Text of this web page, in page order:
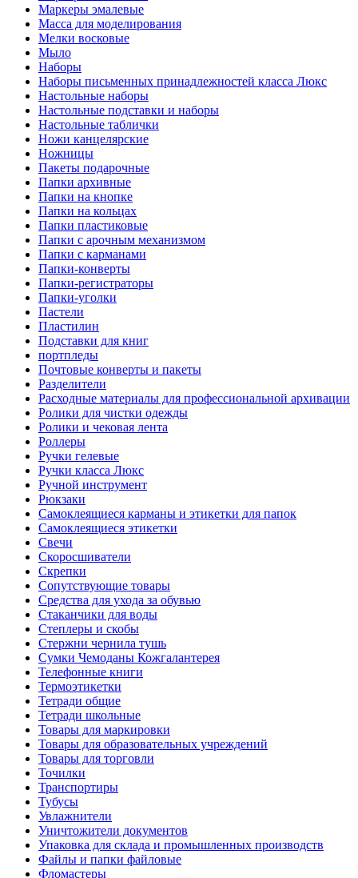
Маркеры эмалевые
Масса для моделирования
Мелки восковые
Мыло
Наборы
Наборы письменных принадлежностей класса Люкс
Настольные наборы
Настольные подставки и наборы
Настольные таблички
Ножи канцелярские
Ножницы
Пакеты подарочные
Папки архивные
Папки на кнопке
Папки на кольцах
Папки пластиковые
Папки с арочным механизмом
Папки с карманами
Папки-конверты
Папки-регистраторы
Папки-уголки
Пастели
Пластилин
Подставки для книг
портпледы
Почтовые конверты и пакеты
Разделители
Расходные материалы для профессиональной архивации
Ролики для чистки одежды
Ролики и чековая лента
Роллеры
Ручки гелевые
Ручки класса Люкс
Ручной инструмент
Рюкзаки
Самоклеящиеся карманы и этикетки для папок
Самоклеящиеся этикетки
Свечи
Скоросшиватели
Скрепки
Сопутствующие товары
Средства для ухода за обувью
Стаканчики для воды
Степлеры и скобы
Стержни чернила тушь
Сумки Чемоданы Кожгалантерея
Телефонные книги
Термоэтикетки
Тетради общие
Тетради школьные
Товары для маркировки
Товары для образовательных учреждений
Товары для торговли
Точилки
Транспортиры
Тубусы
Увлажнители
Уничтожители документов
Упаковка для склада и промышленных производств
Файлы и папки файловые
Фломастеры